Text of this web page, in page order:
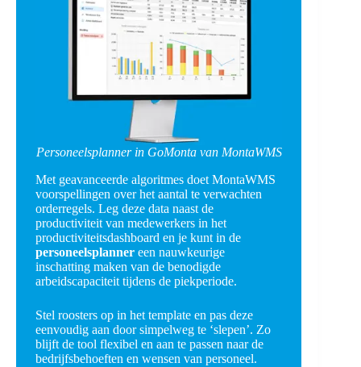
Personeelsplanner in GoMonta van MontaWMS
Met geavanceerde algoritmes doet MontaWMS
voorspellingen over het aantal te verwachten
orderregels. Leg deze data naast de
productiviteit van medewerkers in het
productiviteitsdashboard en je kunt in de
personeelsplanner een nauwkeurige
inschatting maken van de benodigde
arbeidscapaciteit tijdens de piekperiode.
Stel roosters op in het template en pas deze
eenvoudig aan door simpelweg te ‘slepen’. Zo
blijft de tool flexibel en aan te passen naar de
bedrijfsbehoeften en wensen van personeel.